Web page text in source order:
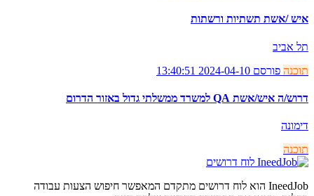
איש /אשת תשתיות ורשתות
תל אביב
תוכנה פורסם 2024-04-10 13:40:51
דרוש/ה איש/אשת QA למשרד ממשלתי גדול באזור הדרום
דימונה
תוכנה
לוח דרושים
IneedJob הוא לוח דרושים מתקדם המאפשר חיפוש הצעות עבודה